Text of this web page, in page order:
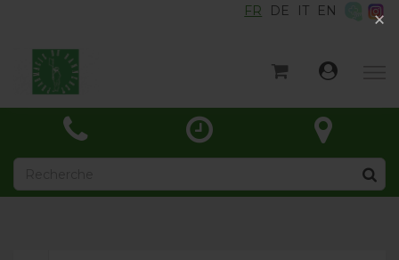
×
FR DE IT EN
×
Accueil
Catégories
Actualités
À propos